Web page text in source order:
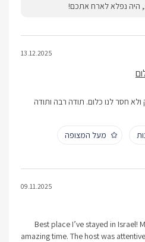
היה נפלא לארח אתכם!
13.12.2025
ולא חסר לנו כלום. תודה רבה ותודה
מעל המצופה
09.11.2025
Best place I’ve stayed in Israel!
amazing time. The host was